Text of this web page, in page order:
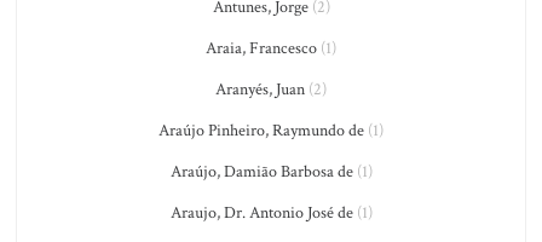
Antunes, Jorge(2)
Araia, Francesco (1)
Aranyés, Juan (2)
Araújo Pinheiro, Raymundo de (1)
Araújo, Damião Barbosa de(1)
Araujo, Dr. Antonio José de(1)